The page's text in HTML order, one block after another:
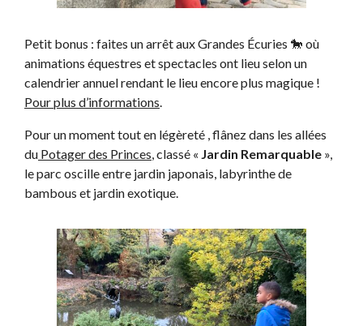
Petit bonus : faites un arrêt aux Grandes Écuries 🐎 où
animations équestres et spectacles ont lieu selon un
calendrier annuel rendant le lieu encore plus magique !
Pour plus d’informations.
Pour un moment tout en légèreté , flânez dans les allées
du Potager des Princes, classé « Jardin Remarquable »,
le parc oscille entre jardin japonais, labyrinthe de
bambous et jardin exotique.